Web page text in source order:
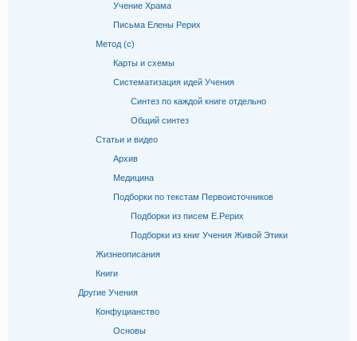
Учение Храма
Письма Елены Рерих
Метод (с)
Карты и схемы
Систематизация идей Учения
Синтез по каждой книге отдельно
Общий синтез
Статьи и видео
Архив
Медицина
Подборки по текстам Первоисточников
Подборки из писем Е.Рерих
Подборки из книг Учения Живой Этики
Жизнеописания
Книги
Другие Учения
Конфуцианство
Основы